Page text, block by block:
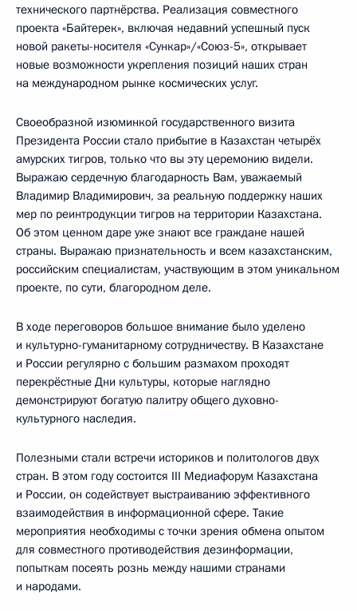
технического партнёрства. Реализация совместного
проекта «Байтерек», включая недавний успешный пуск
новой ракеты-носителя «Сункар»/«Союз-5», открывает
новые возможности укрепления позиций наших стран
на международном рынке космических услуг.
Своеобразной изюминкой государственного визита
Президента России стало прибытие в Казахстан четырёх
амурских тигров, только что вы эту церемонию видели.
Выражаю сердечную благодарность Вам, уважаемый
Владимир Владимирович, за реальную поддержку наших
мер по реинтродукции тигров на территории Казахстана.
Об этом ценном даре уже знают все граждане нашей
страны. Выражаю признательность и всем казахстанским,
российским специалистам, участвующим в этом уникальном
проекте, по сути, благородном деле.
В ходе переговоров большое внимание было уделено
и культурно-гуманитарному сотрудничеству. В Казахстане
и России регулярно с большим размахом проходят
перекрёстные Дни культуры, которые наглядно
демонстрируют богатую палитру общего духовно-
культурного наследия.
Полезными стали встречи историков и политологов двух
стран. В этом году состоится III Медиафорум Казахстана
и России, он содействует выстраиванию эффективного
взаимодействия в информационной сфере. Такие
мероприятия необходимы с точки зрения обмена опытом
для совместного противодействия дезинформации,
попыткам посеять рознь между нашими странами
и народами.